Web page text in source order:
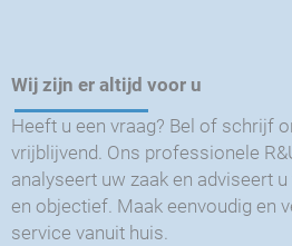
Wij zijn er altijd voor u
Heeft u een vraag? Bel of schrijf
vrijblijvend. Ons professionele
analyseert uw zaak en adviseert
en objectief. Maak eenvoudig en
service vanuit huis.